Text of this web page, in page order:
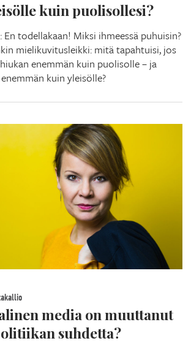
kuin puolisollesi?
En todellakaan! Miksi ihmeessä puhuisin?
mielikuvitusleikki: mitä tapahtuisi, jos
enemmän kuin puolisolle – ja
kuin yleisölle?
media on muuttanut
suhdetta?